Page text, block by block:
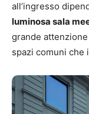
all’ingresso
luminosa sala
grande
spazi comuni che